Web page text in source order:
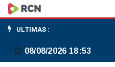
TV
Brasil
Internacional
ULTIMAS :
08/08/2026 18:53